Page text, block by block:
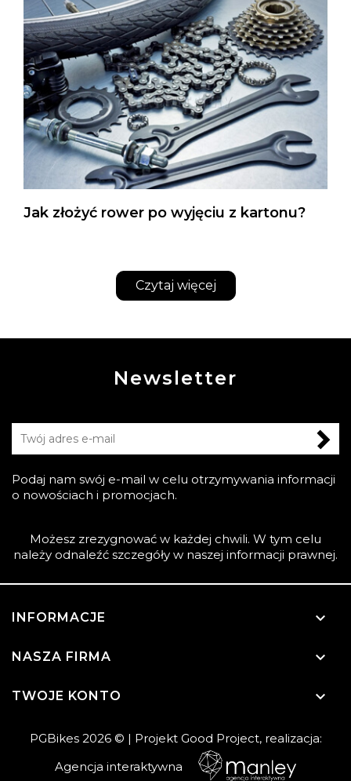
Jak złożyć rower po wyjęciu z kartonu?
Czytaj więcej
Newsletter
Podaj nam swój e-mail w celu otrzymywania informacji
o nowościach i promocjach.
Możesz zrezygnować w każdej chwili. W tym celu
należy odnaleźć szczegóły w naszej informacji prawnej.
INFORMACJE 
NASZA FIRMA 
TWOJE KONTO 
PGBikes 2026 © | Projekt Good Project, realizacja:
Agencja interaktywna